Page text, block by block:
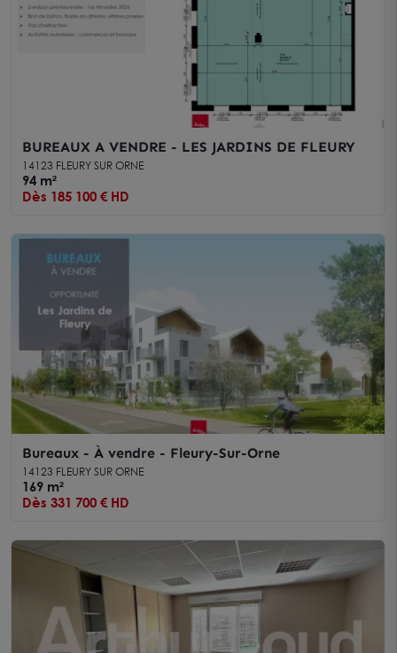
BUREAUX A VENDRE - LES JARDINS DE FLEURY
14123 FLEURY SUR ORNE
94 m²
Dès 185 100 € HD
Bureaux - À vendre - Fleury-Sur-Orne
14123 FLEURY SUR ORNE
169 m²
Dès 331 700 € HD